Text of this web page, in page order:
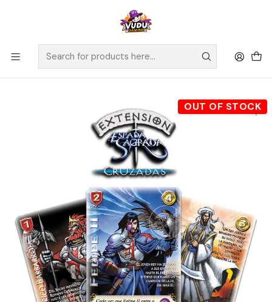
🚀 ¡Despachamos a todo Chile! Envío GRATIS a Regiones sobre
$100.000 y a RM sobre $35.000
Home Juegos de Cartas TCG
Mitos y Leyendas
Sellados Mitos y Leyendas
Mitos y Leyendas - Colección Completa 20 años "Cruzadas"
OUT OF STOCK